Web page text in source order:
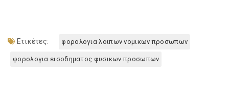
Ετικέτες: φορολογια λοιπων νομικων προσωπων
φορολογια εισοδηματος φυσικων προσωπων